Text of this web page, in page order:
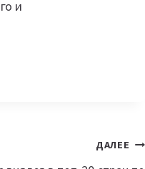
и
ДАЛЕЕ